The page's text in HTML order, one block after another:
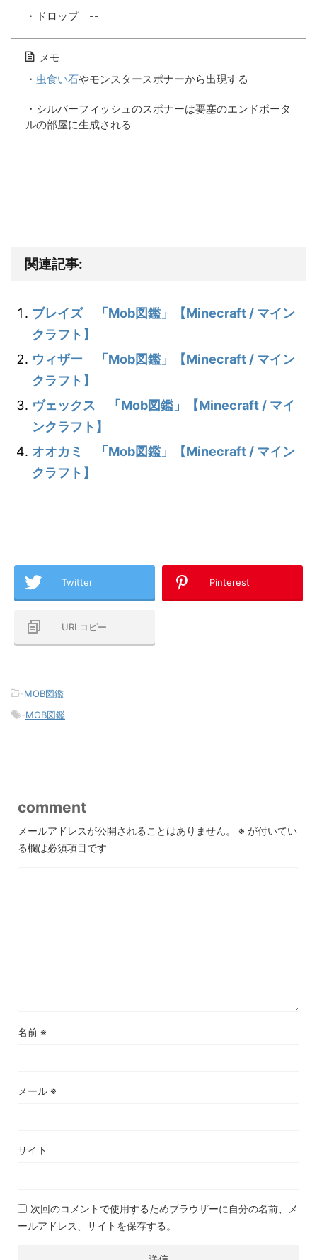
・ドロップ --
メモ
・ 虫食い石やモンスタースポナーから出現する
・シルバーフィッシュのスポナーは要塞のエンドポータ
ルの部屋に生成される
関連記事:
ブレイズ 「Mob図鑑」【Minecraft / マイン
クラフト】
ウィザー 「Mob図鑑」【Minecraft / マイン
クラフト】
ヴェックス 「Mob図鑑」【Minecraft / マイ
ンクラフト】
オオカミ 「Mob図鑑」【Minecraft / マイン
クラフト】
Twitter Pinterest
URLコピー
-MOB図鑑
-MOB図鑑
comment
メールアドレスが公開されることはありません。 ※ が付いてい
る欄は必須項目です
名前 ※
メール ※
サイト
次回のコメントで使用するためブラウザーに自分の名前、メ
ールアドレス、サイトを保存する。